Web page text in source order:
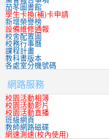
茄苳圖書館
學生卡換(補)卡申請
新增榮譽榜
設備維修通報
校舍配置圖
校務行事曆
課程計畫
教科書版本
各處室分機號碼
網路服務
校園活動相簿
校園活動影片
校園活動直播
班級網頁
教師網路磁碟
網速測速(校內使用)